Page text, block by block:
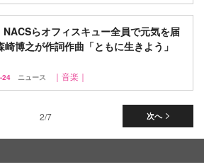
らオフィスキュー全員で元気を届
崎博之が作詞作曲「ともに生きよう」
24 ニュース ｜音楽｜
次へ
2/7